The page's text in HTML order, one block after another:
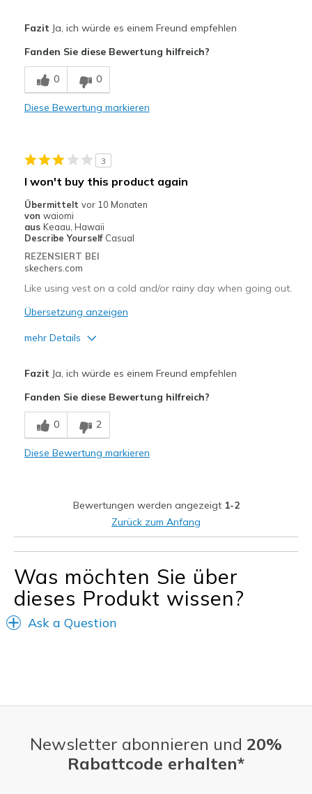
Comfortable
Stylish
Casual Wear
Width
Sizing
Feels true to size
View On Shoes
Fazit Ja, ich würde es einem Freund empfehlen
Fanden Sie diese Bewertung hilfreich?
0 0
Diese Bewertung markieren
3
I won't buy this product again
Übermittelt vor 10 Monaten
von waiomi
aus Keaau, Hawaii
Describe Yourself Casual
REZENSIERT BEI
skechers.com
Like using vest on a cold and/or rainy day when going out.
Übersetzung anzeigen
mehr Details
Nachteile
a little too short from the waistline
Feels true to width
Sizing
Feels half size too small
Fazit Ja, ich würde es einem Freund empfehlen
Fanden Sie diese Bewertung hilfreich?
0 2
Diese Bewertung markieren
Bewertungen werden angezeigt 1-2
Zurück zum Anfang
Was möchten Sie über
dieses Produkt wissen?
Ask a Question
Newsletter abonnieren und 20%
Rabattcode erhalten*